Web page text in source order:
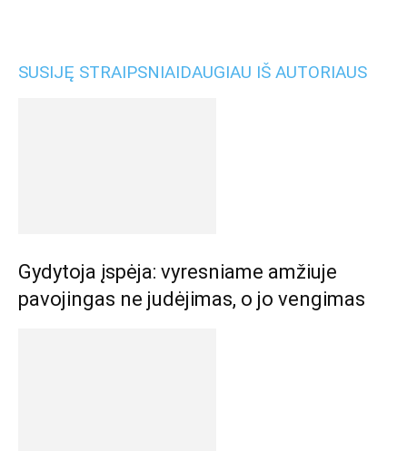
SUSIJĘ STRAIPSNIAIDAUGIAU IŠ AUTORIAUS
Gydytoja įspėja: vyresniame amžiuje
pavojingas ne judėjimas, o jo vengimas